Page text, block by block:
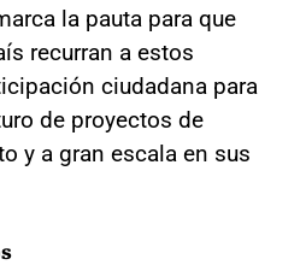
la pauta para que
recurran a estos
ciudadana para
de proyectos de
y a gran escala en sus